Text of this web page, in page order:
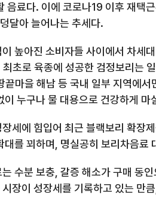
음료다. 이에 코로나19 이후 재택
달아 늘어나는 추세다.
이 높아진 소비자들 사이에서 차
초로 육종에 성공한 검정보리는
마을 해남 등 국내 일부 지역에서
누구나 물 대용으로 건강하게 마
세에 힘입어 최근 블랙보리 확장
대를 꾀하며
명실공히 보리차음료
수분 보충 갈증 해소가 구매 동
장이 성장세를 기록하고 있는 만큼